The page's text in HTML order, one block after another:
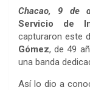
Chacao, 9 de
Servicio de
capturaron este
Gómez, de 49
una banda
Así lo dio a